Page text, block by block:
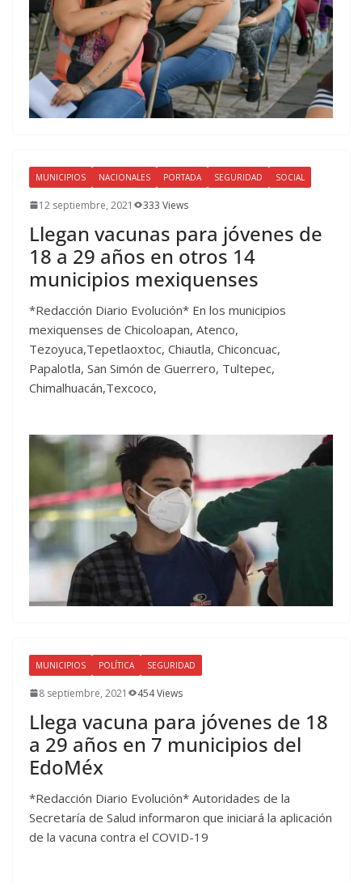
MUNICIPIOS NACIONALES PORTADA SEGURIDAD SOCIAL
12 septiembre, 2021 333 Views
Llegan vacunas para jóvenes de
18 a 29 años en otros 14
municipios mexiquenses
*Redacción Diario Evolución* En los municipios
mexiquenses de Chicoloapan, Atenco,
Tezoyuca,Tepetlaoxtoc, Chiautla, Chiconcuac,
Papalotla, San Simón de Guerrero, Tultepec,
Chimalhuacán,Texcoco,
MUNICIPIOS POLÍTICA SEGURIDAD
8 septiembre, 2021 454 Views
Llega vacuna para jóvenes de 18
a 29 años en 7 municipios del
EdoMéx
*Redacción Diario Evolución* Autoridades de la
Secretaría de Salud informaron que iniciará la aplicación
de la vacuna contra el COVID-19